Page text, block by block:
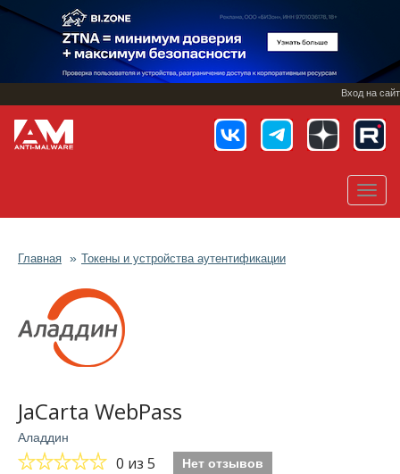
Перейти
основному
Вход на сайт
Главная Токены и устройства аутентификации
JaCarta WebPass
Аладдин
0 из 5 Нет отзывов